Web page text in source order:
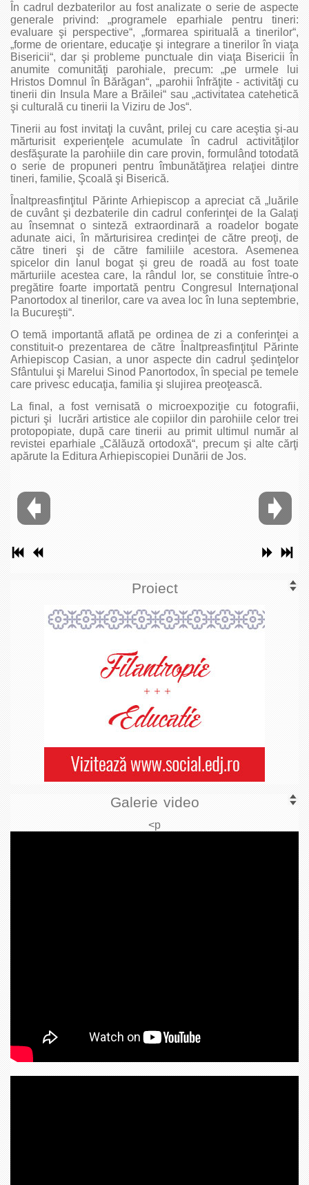
În cadrul dezbaterilor au fost analizate o serie de aspecte
generale privind: „programele eparhiale pentru tineri:
evaluare şi perspective“, „formarea spirituală a tinerilor“,
„forme de orientare, educaţie şi integrare a tinerilor în viaţa
Bisericii“, dar şi probleme punctuale din viaţa Bisericii în
anumite comunităţi parohiale, precum: „pe urmele lui
Hristos Domnul în Bărăgan“, „parohii înfrăţite - activităţi cu
tinerii din Insula Mare a Brăilei“ sau „activitatea catehetică
şi culturală cu tinerii la Viziru de Jos“.
Tinerii au fost invitaţi la cuvânt, prilej cu care aceştia şi-au
mărturisit experienţele acumulate în cadrul activităţilor
desfăşurate la parohiile din care provin, formulând totodată
o serie de propuneri pentru îmbunătăţirea relaţiei dintre
tineri, familie, Şcoală şi Biserică.
Înaltpreasfinţitul Părinte Arhiepiscop a apreciat că „luările
de cuvânt şi dezbaterile din cadrul conferinţei de la Galaţi
au însemnat o sinteză extraordinară a roadelor bogate
adunate aici, în mărturisirea credinţei de către preoţi, de
către tineri şi de către familiile acestora. Asemenea
spicelor din lanul bogat şi greu de roadă au fost toate
mărturiile acestea care, la rândul lor, se constituie între-o
pregătire foarte importată pentru Congresul Internaţional
Panortodox al tinerilor, care va avea loc în luna septembrie,
la Bucureşti“.
O temă importantă aflată pe ordinea de zi a conferinţei a
constituit-o prezentarea de către Înaltpreasfinţitul Părinte
Arhiepiscop Casian, a unor aspecte din cadrul şedinţelor
Sfântului şi Marelui Sinod Panortodox, în special pe temele
care privesc educaţia, familia şi slujirea preoţească.
La final, a fost vernisată o microexpoziţie cu fotografii,
picturi şi lucrări artistice ale copiilor din parohiile celor trei
protopopiate, după care tinerii au primit ultimul număr al
revistei eparhiale „Călăuză ortodoxă“, precum şi alte cărţi
apărute la Editura Arhiepiscopiei Dunării de Jos.
Proiect
Galerie video
<p